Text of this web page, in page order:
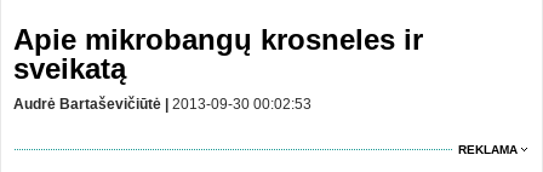
Apie mikrobangų krosneles ir
sveikatą
Audrė Bartaševičiūtė | 2013-09-30 00:02:53
REKLAMA